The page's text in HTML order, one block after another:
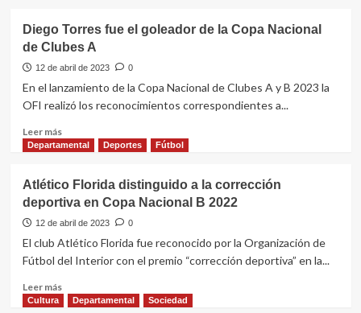
siniestro”
prorrogó
hasta
el
junio
plazo
de
vehículos
Diego Torres fue el goleador de la Copa Nacional
de Clubes A
12 de abril de 2023 0
En el lanzamiento de la Copa Nacional de Clubes A y B 2023 la
OFI realizó los reconocimientos correspondientes a...
Leer másLeer
más
Torres
fue
el
goleador
la
Nacional
Departamental Deportes Fútbol
Atlético Florida distinguido a la corrección
deportiva en Copa Nacional B 2022
12 de abril de 2023 0
El club Atlético Florida fue reconocido por la Organización de
Fútbol del Interior con el premio “corrección deportiva” en la...
Leer másLeer
más
Cultura Departamental Sociedad